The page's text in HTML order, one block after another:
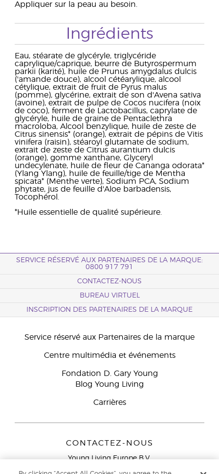
Appliquer sur la peau au besoin.
Ingrédients
Eau, stéarate de glycéryle, triglycéride
caprylique/caprique, beurre de Butyrospermum
parkii (karité), huile de Prunus amygdalus dulcis
('amande douce), alcool cétéarylique, alcool
cétylique, extrait de fruit de Pyrus malus
(pomme), glycérine, extrait de son d'Avena sativa
(avoine), extrait de pulpe de Cocos nucifera (noix
de coco), ferment de Lactobacillus, caprylate de
glycéryle, huile de graine de Pentaclethra
macroloba, Alcool benzylique, huile de zeste de
Citrus sinensis* (orange), extrait de pépins de Vitis
vinifera (raisin), stéaroyl glutamate de sodium,
extrait de zeste de Citrus aurantium dulcis
(orange), gomme xanthane, Glyceryl
undecylenate, huile de fleur de Cananga odorata*
(Ylang Ylang), huile de feuille/tige de Mentha
spicata* (Menthe verte), Sodium PCA, Sodium
phytate, jus de feuille d'Aloe barbadensis,
Tocophérol.
*Huile essentielle de qualité supérieure.
SERVICE RÉSERVÉ AUX PARTENAIRES DE LA MARQUE:
0800 917 791
CONTACTEZ-NOUS
BUREAU VIRTUEL
INSCRIPTION DES PARTENAIRES DE LA MARQUE
Service réservé aux Partenaires de la marque
Centre multimédia et événements
Fondation D. Gary Young
Blog Young Living
Carrières
CONTACTEZ-NOUS
Young Living Europe B.V.